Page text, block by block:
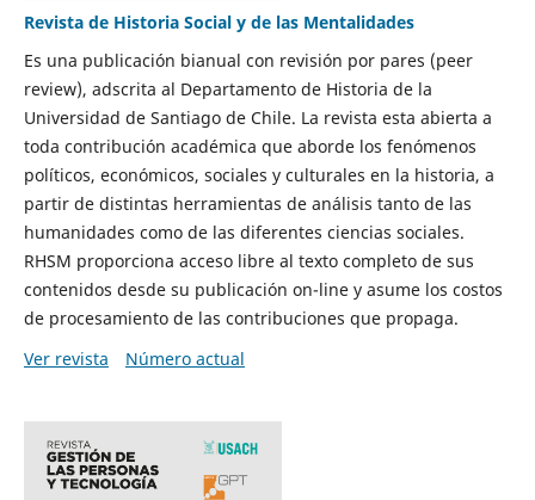
Revista de Historia Social y de las Mentalidades
Es una publicación bianual con revisión por pares (peer
review), adscrita al Departamento de Historia de la
Universidad de Santiago de Chile. La revista esta abierta a
toda contribución académica que aborde los fenómenos
políticos, económicos, sociales y culturales en la historia, a
partir de distintas herramientas de análisis tanto de las
humanidades como de las diferentes ciencias sociales.
RHSM proporciona acceso libre al texto completo de sus
contenidos desde su publicación on-line y asume los costos
de procesamiento de las contribuciones que propaga.
Ver revista
Número actual